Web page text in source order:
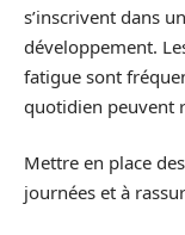
s’inscrivent dans
développement.
fatigue sont
quotidien peuvent
Mettre en place
journées et à